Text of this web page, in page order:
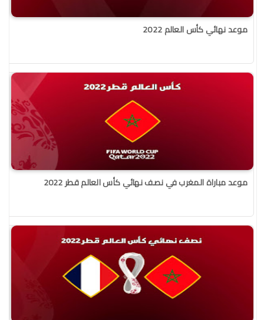
موعد نهائي كأس العالم 2022
موعد مباراة المغرب في نصف نهائي كأس العالم قطر 2022